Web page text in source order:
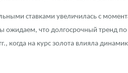
ставками увеличилась с
что долгосрочный тренд
когда на курс золота влияла